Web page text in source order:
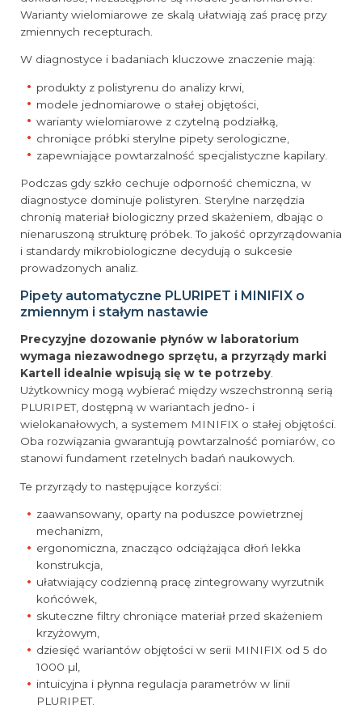
Warianty wielomiarowe ze skalą ułatwiają zaś pracę przy
zmiennych recepturach.
W diagnostyce i badaniach kluczowe znaczenie mają:
produkty z polistyrenu do analizy krwi,
modele jednomiarowe o stałej objętości,
warianty wielomiarowe z czytelną podziałką,
chroniące próbki sterylne pipety serologiczne,
zapewniające powtarzalność specjalistyczne kapilary.
Podczas gdy szkło cechuje odporność chemiczna, w
diagnostyce dominuje polistyren. Sterylne narzędzia
chronią materiał biologiczny przed skażeniem, dbając o
nienaruszoną strukturę próbek. To jakość oprzyrządowania
i standardy mikrobiologiczne decydują o sukcesie
prowadzonych analiz.
Pipety automatyczne PLURIPET i MINIFIX o
zmiennym i stałym nastawie
Precyzyjne dozowanie płynów w laboratorium
wymaga niezawodnego sprzętu, a przyrządy marki
Kartell idealnie wpisują się w te potrzeby.
Użytkownicy mogą wybierać między wszechstronną serią
PLURIPET, dostępną w wariantach jedno- i
wielokanałowych, a systemem MINIFIX o stałej objętości.
Oba rozwiązania gwarantują powtarzalność pomiarów, co
stanowi fundament rzetelnych badań naukowych.
Te przyrządy to następujące korzyści:
zaawansowany, oparty na poduszce powietrznej
mechanizm,
ergonomiczna, znacząco odciążająca dłoń lekka
konstrukcja,
ułatwiający codzienną pracę zintegrowany wyrzutnik
końcówek,
skuteczne filtry chroniące materiał przed skażeniem
krzyżowym,
dziesięć wariantów objętości w serii MINIFIX od 5 do
1000 µl,
intuicyjna i płynna regulacja parametrów w linii
PLURIPET.